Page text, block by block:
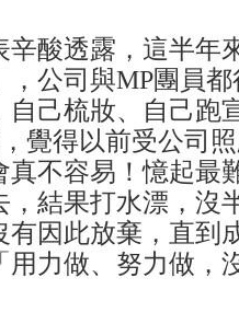
酸透露，這半年
公司與MP團員
自己梳妝、自己跑
覺得以前受公司
真不容易！憶起最
，結果打水漂，沒
有因此放棄，直到
用力做、努力做，